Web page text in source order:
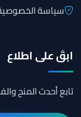
سياسة
ابقَ على اطلاع
تابع أحدث المنح